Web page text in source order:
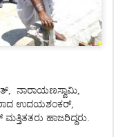
ನಾರಾಯಣಸ್ವಾಮಿ,
ಉದಯಶಂಕರ್,
ಮತ್ತಿತತರು ಹಾಜರಿದ್ದರು.